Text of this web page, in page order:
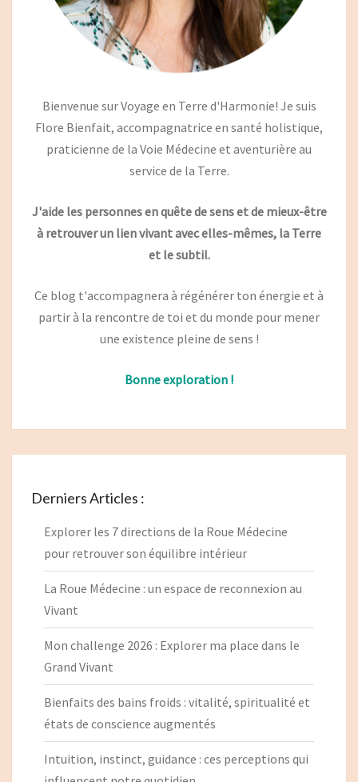
Bienvenue sur Voyage en Terre d'Harmonie! Je suis
Flore Bienfait, accompagnatrice en santé holistique,
praticienne de la Voie Médecine et aventurière au
service de la Terre.
J'aide les personnes en quête de sens et de mieux-être
à retrouver un lien vivant avec elles-mêmes, la Terre
et le subtil.
Ce blog t'accompagnera à régénérer ton énergie et à
partir à la rencontre de toi et du monde pour mener
une existence pleine de sens !
Bonne exploration !
Derniers Articles :
Explorer les 7 directions de la Roue Médecine
pour retrouver son équilibre intérieur
La Roue Médecine : un espace de reconnexion au
Vivant
Mon challenge 2026 : Explorer ma place dans le
Grand Vivant
Bienfaits des bains froids : vitalité, spiritualité et
états de conscience augmentés
Intuition, instinct, guidance : ces perceptions qui